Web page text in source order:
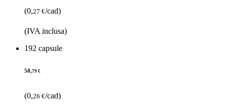
(0,27 €/cad)
(IVA inclusa)
192 capsule
50,79 €
(0,26 €/cad)